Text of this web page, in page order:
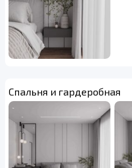
Спальня и гардеробная